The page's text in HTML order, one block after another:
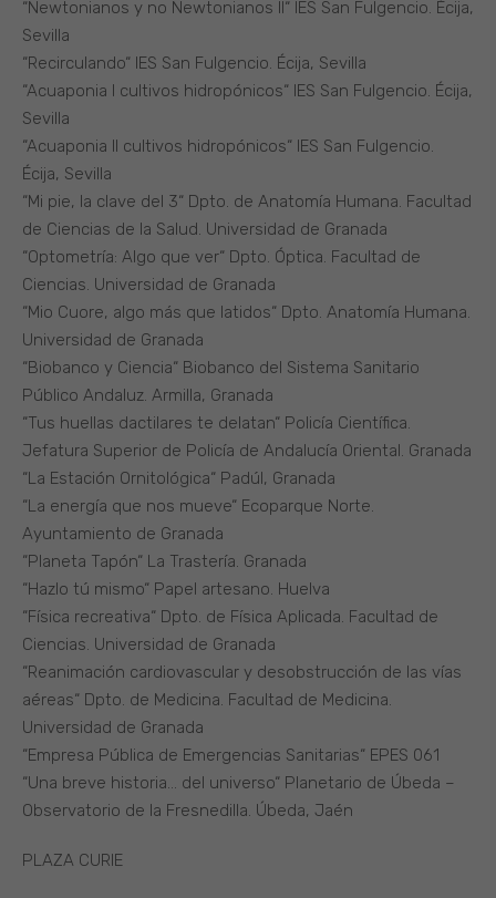
“Newtonianos y no Newtonianos II“ IES San Fulgencio. Écija,
Sevilla
“Recirculando“ IES San Fulgencio. Écija, Sevilla
“Acuaponia I cultivos hidropónicos“ IES San Fulgencio. Écija,
Sevilla
“Acuaponia II cultivos hidropónicos“ IES San Fulgencio.
Écija, Sevilla
“Mi pie, la clave del 3“ Dpto. de Anatomía Humana. Facultad
de Ciencias de la Salud. Universidad de Granada
“Optometría: Algo que ver“ Dpto. Óptica. Facultad de
Ciencias. Universidad de Granada
“Mio Cuore, algo más que latidos“ Dpto. Anatomía Humana.
Universidad de Granada
“Biobanco y Ciencia“ Biobanco del Sistema Sanitario
Público Andaluz. Armilla, Granada
“Tus huellas dactilares te delatan“ Policía Científica.
Jefatura Superior de Policía de Andalucía Oriental. Granada
“La Estación Ornitológica“ Padúl, Granada
“La energía que nos mueve“ Ecoparque Norte.
Ayuntamiento de Granada
“Planeta Tapón“ La Trastería. Granada
“Hazlo tú mismo“ Papel artesano. Huelva
“Física recreativa“ Dpto. de Física Aplicada. Facultad de
Ciencias. Universidad de Granada
“Reanimación cardiovascular y desobstrucción de las vías
aéreas“ Dpto. de Medicina. Facultad de Medicina.
Universidad de Granada
“Empresa Pública de Emergencias Sanitarias“ EPES 061
“Una breve historia… del universo“ Planetario de Úbeda –
Observatorio de la Fresnedilla. Úbeda, Jaén
PLAZA CURIE